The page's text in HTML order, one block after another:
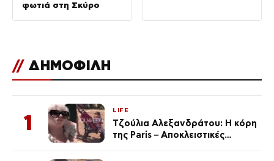
φωτιά στη Σκύρο
// ΔΗΜΟΦΙΛΗ
1
LIFE
Τζούλια Αλεξανδράτου: Η κόρη
της Paris – Αποκλειστικές